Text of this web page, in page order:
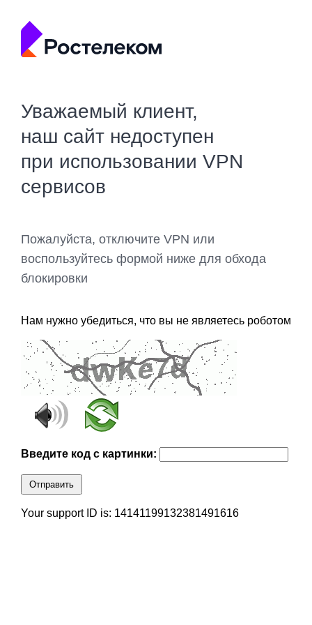
Уважаемый клиент,
наш сайт недоступен
при использовании VPN
сервисов
Пожалуйста, отключите VPN или
воспользуйтесь формой ниже для обхода
блокировки
Нам нужно убедиться, что вы не являетесь роботом
Введите код с картинки:
Отправить
Your support ID is: 14141199132381491616